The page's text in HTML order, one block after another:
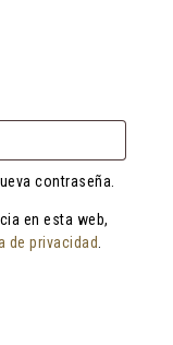
contraseña.
en esta web,
de privacidad